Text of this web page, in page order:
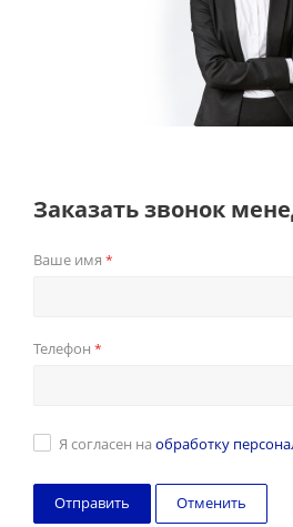
Заказать звонок
Ваше имя *
Телефон *
Я согласен на обработку
Отменить